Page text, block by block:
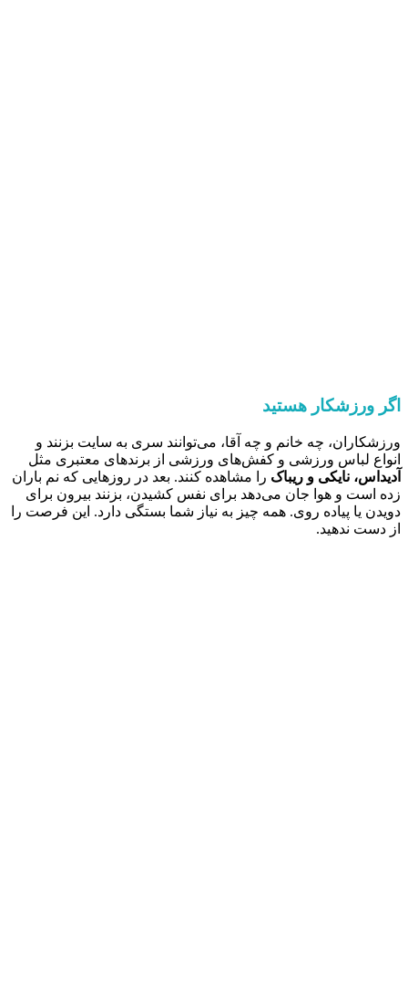
اگر ورزشکار هستید
ورزشکاران، چه خانم و چه آقا، می‌توانند سری به سایت بزنند و
انواع لباس ورزشی و کفش‌های ورزشی از برندهای معتبری مثل
آدیداس، نایکی و ریباک را مشاهده کنند. بعد در روزهایی که نم باران
زده است و هوا جان می‌دهد برای نفس کشیدن، بزنند بیرون برای
دویدن یا پیاده روی. همه چیز به نیاز شما بستگی دارد. این فرصت را
از دست ندهید.